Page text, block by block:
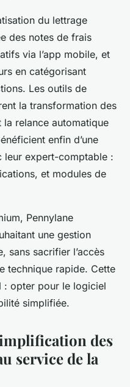
du lettrage
des notes de frais
via l’app mobile, et
en catégorisant
Les outils de
la transformation des
relance automatique
enfin d’une
leur expert-comptable :
et modules de
Pennylane
une gestion
sans sacrifier l’accès
technique rapide. Cette
: opter pour le logiciel
simplifiée.
des
service de la